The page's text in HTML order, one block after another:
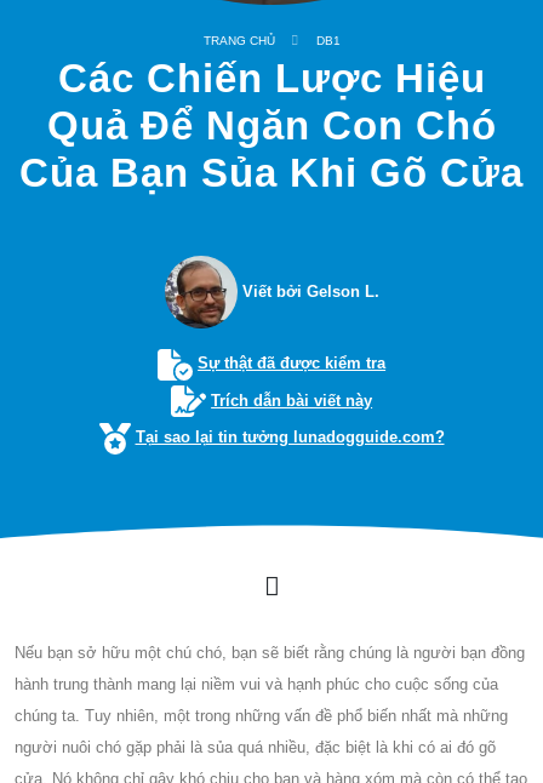
TRANG CHỦ DB1
Các Chiến Lược Hiệu
Quả Để Ngăn Con Chó
Của Bạn Sủa Khi Gõ Cửa
Viết bởi Gelson L.
Sự thật đã được kiểm tra
Trích dẫn bài viết này
Tại sao lại tin tưởng lunadogguide.com?
Nếu bạn sở hữu một chú chó, bạn sẽ biết rằng chúng là người bạn đồng
hành trung thành mang lại niềm vui và hạnh phúc cho cuộc sống của
chúng ta. Tuy nhiên, một trong những vấn đề phổ biến nhất mà những
người nuôi chó gặp phải là sủa quá nhiều, đặc biệt là khi có ai đó gõ
cửa. Nó không chỉ gây khó chịu cho bạn và hàng xóm mà còn có thể tạo